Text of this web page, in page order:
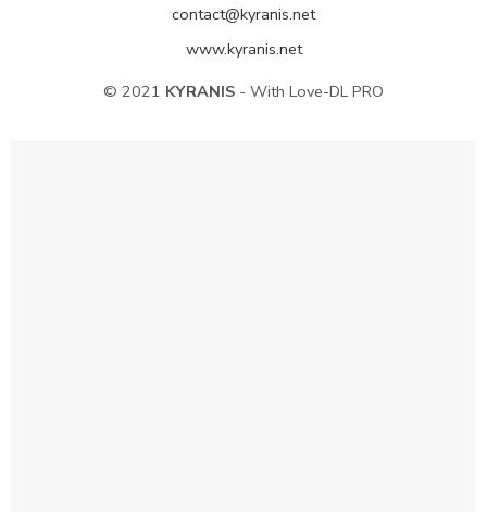
contact@kyranis.net
www.kyranis.net
© 2021 KYRANIS - With Love-DL PRO